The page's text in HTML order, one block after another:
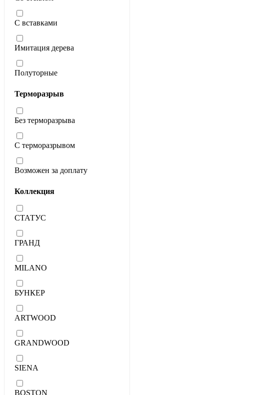
С вставками
Имитация дерева
Полуторные
Терморазрыв
Без терморазрыва
С терморазрывом
Возможен за доплату
Коллекция
СТАТУС
ГРАНД
MILANO
БУНКЕР
ARTWOOD
GRANDWOOD
SIENA
BOSTON